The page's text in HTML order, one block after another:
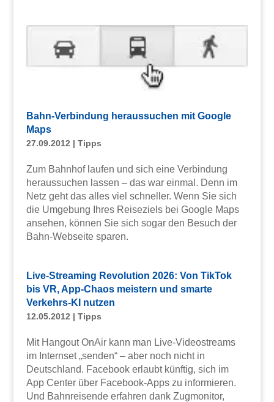
Bahn-Verbindung heraussuchen mit Google
Maps
27.09.2012 | Tipps
Zum Bahnhof laufen und sich eine Verbindung
heraussuchen lassen – das war einmal. Denn im
Netz geht das alles viel schneller. Wenn Sie sich
die Umgebung Ihres Reiseziels bei Google Maps
ansehen, können Sie sich sogar den Besuch der
Bahn-Webseite sparen.
Live-Streaming Revolution 2026: Von TikTok
bis VR, App-Chaos meistern und smarte
Verkehrs-KI nutzen
12.05.2012 | Tipps
Mit Hangout OnAir kann man Live-Videostreams
im Internset „senden“ – aber noch nicht in
Deutschland. Facebook erlaubt künftig, sich im
App Center über Facebook-Apps zu informieren.
Und Bahnreisende erfahren dank Zugmonitor,